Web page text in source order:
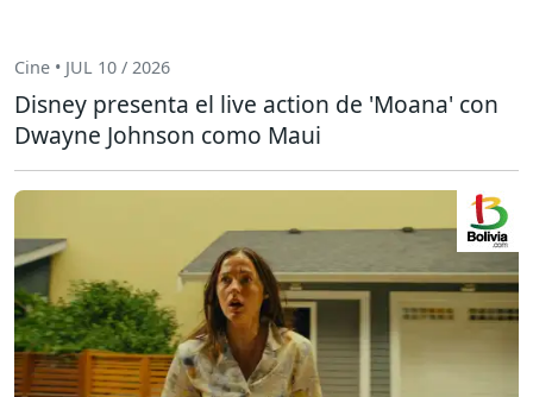
Cine • JUL 10 / 2026
Disney presenta el live action de 'Moana' con
Dwayne Johnson como Maui